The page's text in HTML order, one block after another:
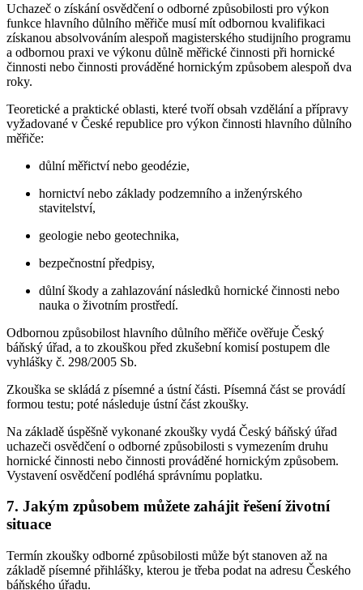
Uchazeč o získání osvědčení o odborné způsobilosti pro výkon
funkce hlavního důlního měřiče musí mít odbornou kvalifikaci
získanou absolvováním alespoň magisterského studijního programu
a odbornou praxi ve výkonu důlně měřické činnosti při hornické
činnosti nebo činnosti prováděné hornickým způsobem alespoň dva
roky.
Teoretické a praktické oblasti, které tvoří obsah vzdělání a přípravy
vyžadované v České republice pro výkon činnosti hlavního důlního
měřiče:
důlní měřictví nebo geodézie,
hornictví nebo základy podzemního a inženýrského
stavitelství,
geologie nebo geotechnika,
bezpečnostní předpisy,
důlní škody a zahlazování následků hornické činnosti nebo
nauka o životním prostředí.
Odbornou způsobilost hlavního důlního měřiče ověřuje Český
báňský úřad, a to zkouškou před zkušební komisí postupem dle
vyhlášky č. 298/2005 Sb.
Zkouška se skládá z písemné a ústní části. Písemná část se provádí
formou testu; poté následuje ústní část zkoušky.
Na základě úspěšně vykonané zkoušky vydá Český báňský úřad
uchazeči osvědčení o odborné způsobilosti s vymezením druhu
hornické činnosti nebo činnosti prováděné hornickým způsobem.
Vystavení osvědčení podléhá správnímu poplatku.
7. Jakým způsobem můžete zahájit řešení životní
situace
Termín zkoušky odborné způsobilosti může být stanoven až na
základě písemné přihlášky, kterou je třeba podat na adresu Českého
báňského úřadu.